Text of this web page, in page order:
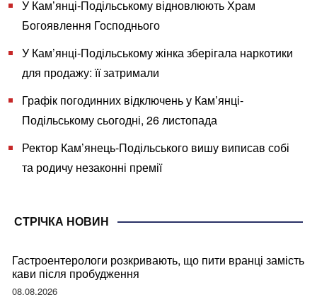
У Кам’янці-Подільському відновлюють Храм
Богоявлення Господнього
У Кам’янці-Подільському жінка зберігала наркотики
для продажу: її затримали
Графік погодинних відключень у Кам’янці-
Подільському сьогодні, 26 листопада
Ректор Кам’янець-Подільського вишу виписав собі
та родичу незаконні премії
СТРІЧКА НОВИН
Гастроентерологи розкривають, що пити вранці замість
кави після пробудження
08.08.2026